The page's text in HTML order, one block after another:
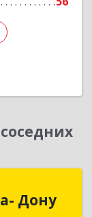
Дону
Дону